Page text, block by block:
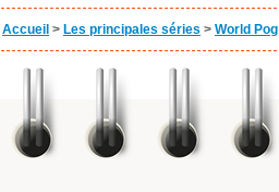
Accueil > Les principales séries > World